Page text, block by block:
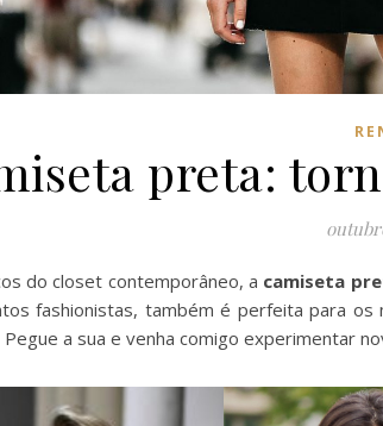
preta:
do closet contemporâneo, a camiseta
fashionistas, também é perfeita para os
Pegue a sua e venha comigo experimentar